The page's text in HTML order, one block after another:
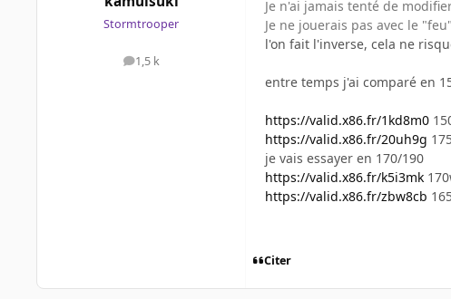
Stormtrooper
1,5 k
messages
Je n'ai jamais tenté de
Je ne jouerais pas avec le
l'on fait l'inverse, cela ne
entre temps j'ai comparé en
https://valid.x86.fr/1kd8m0
https://valid.x86.fr/20uh9g
je vais essayer en 170/190
https://valid.x86.fr/k5i3mk
https://valid.x86.fr/zbw8cb
Citer